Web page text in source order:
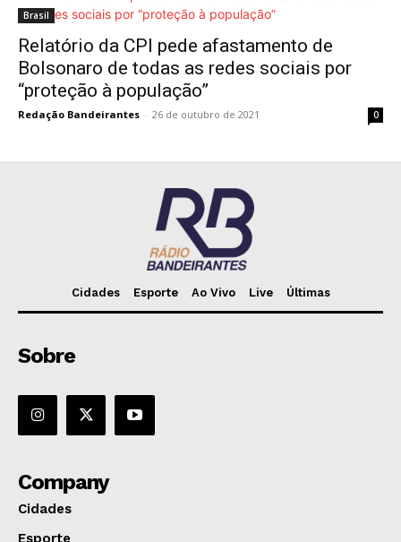
Brasil
Relatório da CPI pede afastamento de
Bolsonaro de todas as redes sociais por
“proteção à população”
Redação Bandeirantes - 26 de outubro de 2021 0
Cidades Esporte Ao Vivo Live Últimas
Sobre
Company
Cidades
Esporte